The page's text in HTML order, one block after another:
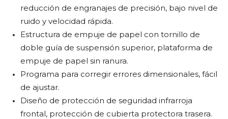
reducción de engranajes de precisión, bajo nivel de
ruido y velocidad rápida.
Estructura de empuje de papel con tornillo de
doble guía de suspensión superior, plataforma de
empuje de papel sin ranura.
Programa para corregir errores dimensionales, fácil
de ajustar.
Diseño de protección de seguridad infrarroja
frontal, protección de cubierta protectora trasera.